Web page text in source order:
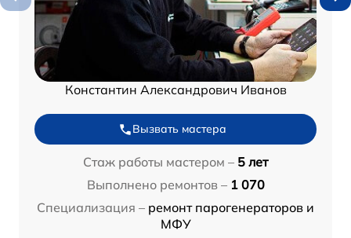
Константин Александрович Иванов
Вызвать мастера
Стаж работы мастером – 5 лет
Выполнено ремонтов – 1 070
Специализация – ремонт парогенераторов и
МФУ